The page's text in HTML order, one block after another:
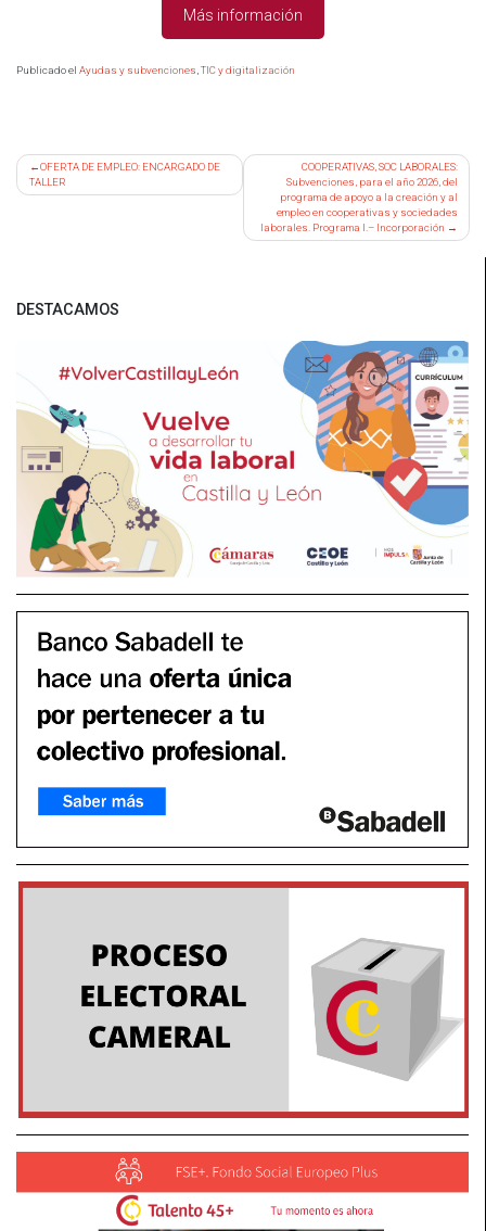
DESTACAMOS
Más información
Publicado el Ayudas y subvenciones TIC y digitalización
Navegación
de
OFERTA DE EMPLEO: ENCARGADO DE
TALLER
COOPERATIVAS, SOC LABORALES:
Subvenciones, para el año 2026, del
programa de apoyo a la creación y al
empleo en cooperativas y sociedades
laborales. Programa I.– Incorporación